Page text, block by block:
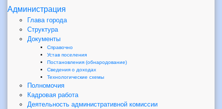
Администрация
Глава города
Структура
Документы
Справочно
Устав поселения
Постановления (обнародование)
Сведения о доходах
Технологические схемы
Полномочия
Кадровая работа
Деятельность административной комиссии